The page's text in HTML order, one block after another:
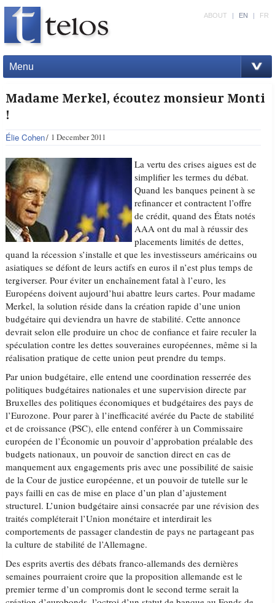
Menu
ABOUT | EN | FR
Madame Merkel, écoutez monsieur Monti
!
Élie Cohen 1 December 2011
La vertu des crises aigues est de
simplifier les termes du débat.
Quand les banques peinent à se
refinancer et contractent l’offre
de crédit, quand des États notés
AAA ont du mal à réussir des
placements limités de dettes,
quand la récession s’installe et que les investisseurs américains ou
asiatiques se défont de leurs actifs en euros il n’est plus temps de
tergiverser. Pour éviter un enchaînement fatal à l’euro, les
Européens doivent aujourd’hui abattre leurs cartes. Pour madame
Merkel, la solution réside dans la création rapide d’une union
budgétaire qui deviendra un havre de stabilité. Cette annonce
devrait selon elle produire un choc de confiance et faire reculer la
spéculation contre les dettes souveraines européennes, même si la
réalisation pratique de cette union peut prendre du temps.
Par union budgétaire, elle entend une coordination resserrée des
politiques budgétaires nationales et une supervision directe par
Bruxelles des politiques économiques et budgétaires des pays de
l’Eurozone. Pour parer à l’inefficacité avérée du Pacte de stabilité
et de croissance (PSC), elle entend conférer à un Commissaire
européen de l’Économie un pouvoir d’approbation préalable des
budgets nationaux, un pouvoir de sanction direct en cas de
manquement aux engagements pris avec une possibilité de saisie
de la Cour de justice européenne, et un pouvoir de tutelle sur le
pays failli en cas de mise en place d’un plan d’ajustement
structurel. L’union budgétaire ainsi consacrée par une révision des
traités compléterait l’Union monétaire et interdirait les
comportements de passager clandestin de pays ne partageant pas
la culture de stabilité de l’Allemagne.
Des esprits avertis des débats franco-allemands des dernières
semaines pourraient croire que la proposition allemande est le
premier terme d’un compromis dont le second terme serait la